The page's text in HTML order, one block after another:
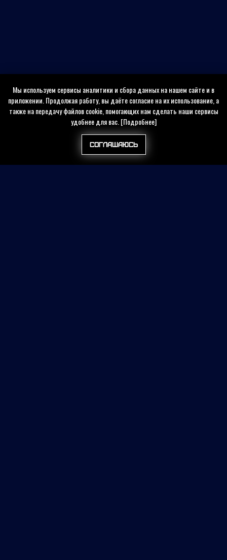
Мы используем сервисы аналитики и сбора данных на нашем сайте и в
приложении. Продолжая работу, вы даёте согласие на их использование, а
также на передачу файлов cookie, помогающих нам сделать наши сервисы
удобнее для вас.[Подробнее]
Соглашаюсь